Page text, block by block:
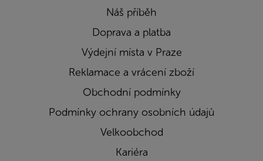
Náš příběh
Doprava a platba
Výdejní místa v Praze
Reklamace a vrácení zboží
Obchodní podmínky
Podmínky ochrany osobních údajů
Velkoobchod
Kariéra